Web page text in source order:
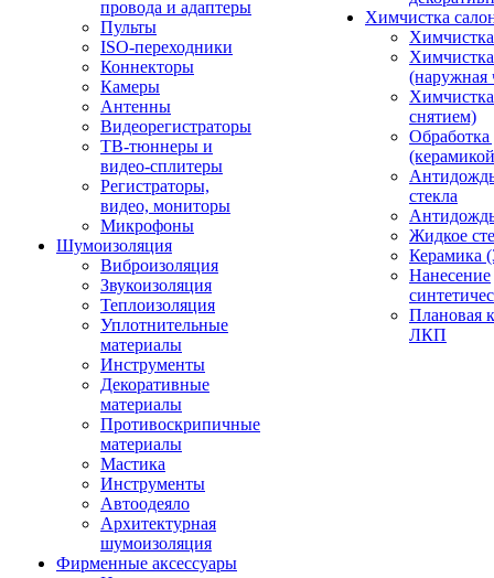
провода и адаптеры
Пульты
ISO-переходники
Коннекторы
Камеры
Антенны
Видеорегистраторы
ТВ-тюннеры и
видео-сплитеры
Регистраторы,
видео, мониторы
Микрофоны
Шумоизоляция
Виброизоляция
Звукоизоляция
Теплоизоляция
Уплотнительные
материалы
Инструменты
Декоративные
материалы
Противоскрипичные
материалы
Мастика
Инструменты
Автоодеяло
Архитектурная
шумоизоляция
Фирменные аксессуары
Химчистка
(наружная
снятием)
Обработка
стекла
Жидкое
Керамика
Нанесение
Плановая
ЛКП